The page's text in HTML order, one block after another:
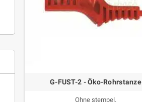
G-FUST-2 - Öko-Rohrstanze
Ohne stempel.